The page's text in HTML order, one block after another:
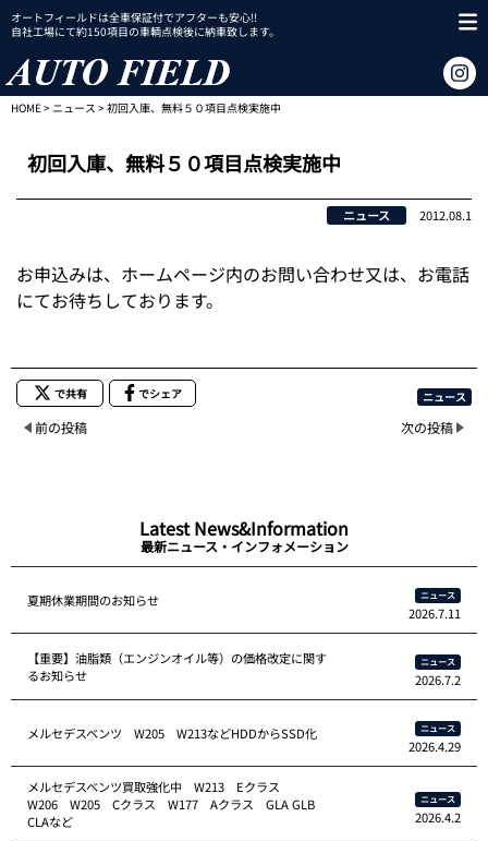
オートフィールドは全車保証付でアフターも安心!!
自社工場にて約150項目の車輌点検後に納車致します。
HOME> ニュース > 初回入庫、無料５０項目点検実施中
初回入庫、無料５０項目点検実施中
ニュース 2012.08.1
お申込みは、ホームページ内のお問い合わせ又は、お電話
にてお待ちしております。
で共有 でシェア ニュース
前の投稿 次の投稿
Latest News&Information
最新ニュース・インフォメーション
夏期休業期間のお知らせ ニュース
2026.7.11
【重要】油脂類（エンジンオイル等）の価格改定に関す
るお知らせ
ニュース
2026.7.2
メルセデスベンツ W205 W213などHDDからSSD化 ニュース
2026.4.29
メルセデスベンツ買取強化中 W213 Eクラス
W206 W205 Cクラス W177 Aクラス GLA GLB
CLAなど
ニュース
2026.4.2